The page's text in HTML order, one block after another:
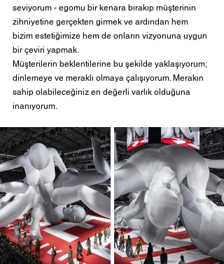
seviyorum - egomu bir kenara bırakıp müşterinin
zihniyetine gerçekten girmek ve ardından hem
bizim estetiğimize hem de onların vizyonuna uygun
bir çeviri yapmak.
Müşterilerin beklentilerine bu şekilde yaklaşıyorum;
dinlemeye ve meraklı olmaya çalışıyorum. Merakın
sahip olabileceğiniz en değerli varlık olduğuna
inanıyorum.